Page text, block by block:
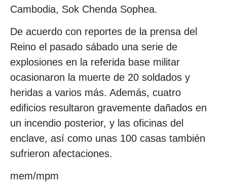
Cambodia, Sok Chenda Sophea.
De acuerdo con reportes de la prensa del
Reino el pasado sábado una serie de
explosiones en la referida base militar
ocasionaron la muerte de 20 soldados y
heridas a varios más. Además, cuatro
edificios resultaron gravemente dañados en
un incendio posterior, y las oficinas del
enclave, así como unas 100 casas también
sufrieron afectaciones.
mem/mpm